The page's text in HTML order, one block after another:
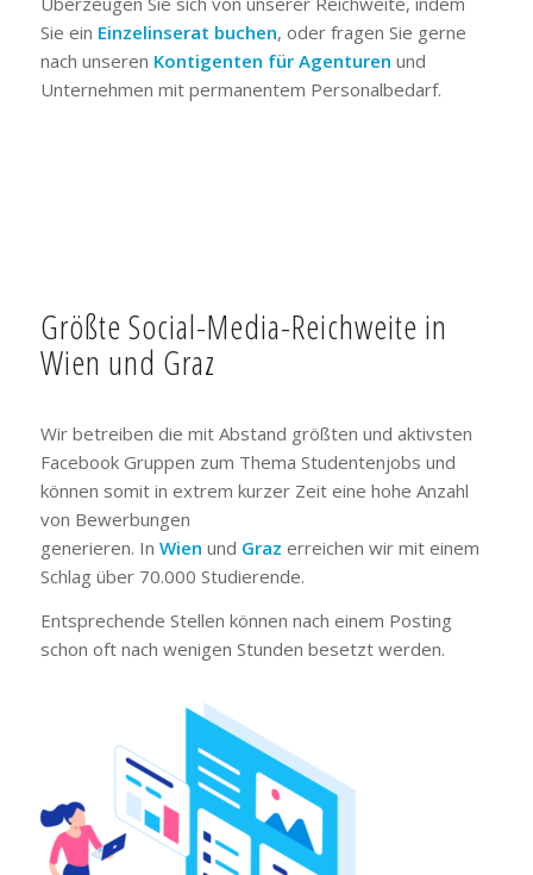
Sie ein Einzelinserat buchen, oder fragen Sie gerne
nach unseren Kontigenten für Agenturen und
Unternehmen mit permanentem Personalbedarf.
Größte Social-Media-Reichweite in
Wien und Graz
Wir betreiben die mit Abstand größten und aktivsten
Facebook Gruppen zum Thema Studentenjobs und
können somit in extrem kurzer Zeit eine hohe Anzahl
von Bewerbungen
generieren. In Wien und Graz erreichen wir mit einem
Schlag über 70.000 Studierende.
Entsprechende Stellen können nach einem Posting
schon oft nach wenigen Stunden besetzt werden.